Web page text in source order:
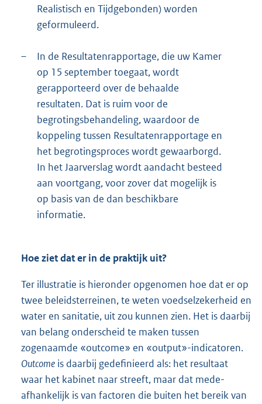
Realistisch en Tijdgebonden) worden
geformuleerd.
–
In de Resultatenrapportage, die uw Kamer
op 15 september toegaat, wordt
gerapporteerd over de behaalde
resultaten. Dat is ruim voor de
begrotingsbehandeling, waardoor de
koppeling tussen Resultatenrapportage en
het begrotingsproces wordt gewaarborgd.
In het Jaarverslag wordt aandacht besteed
aan voortgang, voor zover dat mogelijk is
op basis van de dan beschikbare
informatie.
Hoe ziet dat er in de praktijk uit?
Ter illustratie is hieronder opgenomen hoe dat er op
twee beleidsterreinen, te weten voedselzekerheid en
water en sanitatie, uit zou kunnen zien. Het is daarbij
van belang onderscheid te maken tussen
zogenaamde «outcome» en «output»-indicatoren.
Outcome is daarbij gedefinieerd als: het resultaat
waar het kabinet naar streeft, maar dat mede-
afhankelijk is van factoren die buiten het bereik van